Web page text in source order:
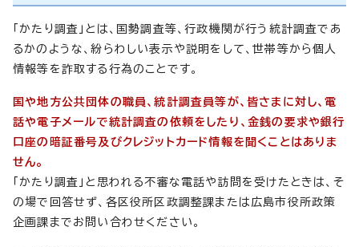
「かたり調査」とは、国勢調査等、行政機関が行う統計調査であ
るかのような、紛らわしい表示や説明をして、世帯等から個人
情報等を詐取する行為のことです。
国や地方公共団体の職員、統計調査員等が、皆さまに対し、電
話や電子メールで統計調査の依頼をしたり、金銭の要求や銀行
口座の暗証番号及びクレジットカード情報を聞くことはありま
せん。
「かたり調査」と思われる不審な電話や訪問を受けたときは、そ
の場で回答せず、各区役所区政調整課または広島市役所政策
企画課までお問い合わせください。